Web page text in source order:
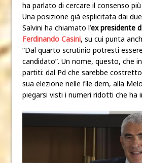
ha parlato di cercare il consenso
Una posizione già esplicitata dai
Salvini ha chiamato l’ex presidente
Ferdinando Casini, su cui punta
“Dal quarto scrutinio potresti
candidato”. Un nome, questo, che
partiti: dal Pd che sarebbe
sua elezione nelle file dem, alla
piegarsi visti i numeri ridotti che ha